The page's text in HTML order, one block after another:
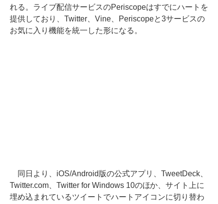
れる。ライブ配信サービスのPeriscopeはすでにハートを
提供しており、Twitter、Vine、Periscopeと3サービスの
お気に入り機能を統一した形になる。
同日より、iOS/Android版の公式アプリ、TweetDeck、
Twitter.com、Twitter for Windows 10のほか、サイト上に
埋め込まれているツイートでハートアイコンに切り替わ